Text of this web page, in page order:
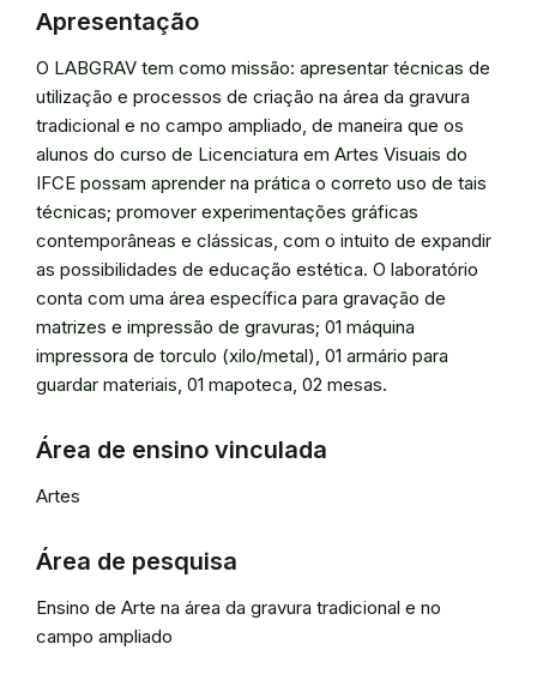
Apresentação
O LABGRAV tem como missão: apresentar técnicas de
utilização e processos de criação na área da gravura
tradicional e no campo ampliado, de maneira que os
alunos do curso de Licenciatura em Artes Visuais do
IFCE possam aprender na prática o correto uso de tais
técnicas; promover experimentações gráficas
contemporâneas e clássicas, com o intuito de expandir
as possibilidades de educação estética. O laboratório
conta com uma área específica para gravação de
matrizes e impressão de gravuras; 01 máquina
impressora de torculo (xilo/metal), 01 armário para
guardar materiais, 01 mapoteca, 02 mesas.
Área de ensino vinculada
Artes
Área de pesquisa
Ensino de Arte na área da gravura tradicional e no
campo ampliado